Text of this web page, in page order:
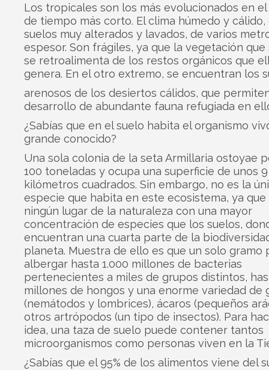
Los tropicales son los más evolucionados en
de tiempo más corto. El clima húmedo y cálido,
suelos muy alterados y lavados, de varios
espesor. Son frágiles, ya que la vegetación
se retroalimenta de los restos orgánicos que
genera. En el otro extremo, se encuentran los
arenosos de los desiertos cálidos, que
desarrollo de abundante fauna refugiada en
¿Sabías que en el suelo habita el organismo
grande conocido?
Una sola colonia de la seta Armillaria ostoyae
100 toneladas y ocupa una superficie de unos 9
kilómetros cuadrados. Sin embargo, no es la
especie que habita en este ecosistema, ya que
ningún lugar de la naturaleza con una mayor
concentración de especies que los suelos,
encuentran una cuarta parte de la
planeta. Muestra de ello es que un solo gramo
albergar hasta 1.000 millones de bacterias
pertenecientes a miles de grupos distintos,
millones de hongos y una enorme variedad de
(nemátodos y lombrices), ácaros (pequeños
otros artrópodos (un tipo de insectos). Para
idea, una taza de suelo puede contener tantos
microorganismos como personas viven en la
¿Sabías que el 95% de los alimentos viene del